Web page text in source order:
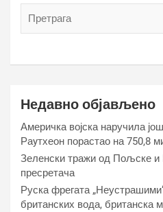
Недавно објављено
Америчка војска наручила
Раyтхеон порастао на 750,8
Зеленски тражи од Пољске и
пресретача
Руска фрегата
британских вода, британска